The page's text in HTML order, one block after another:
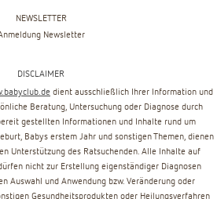
NEWSLETTER
Newsletter
DISCLAIMER
dient ausschließlich Ihrer Information und
Beratung, Untersuchung oder Diagnose durch
gestellten Informationen und Inhalte rund um
Babys erstem Jahr und sonstigen Themen, dienen
Unterstützung des Ratsuchenden. Alle Inhalte auf
nicht zur Erstellung eigenständiger Diagnosen
Auswahl und Anwendung bzw. Veränderung oder
Gesundheitsprodukten oder Heilungsverfahren